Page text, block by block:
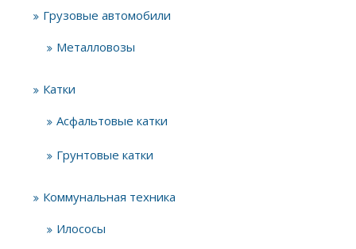
Грузовые автомобили
Металловозы
Катки
Асфальтовые катки
Грунтовые катки
Коммунальная техника
Илососы